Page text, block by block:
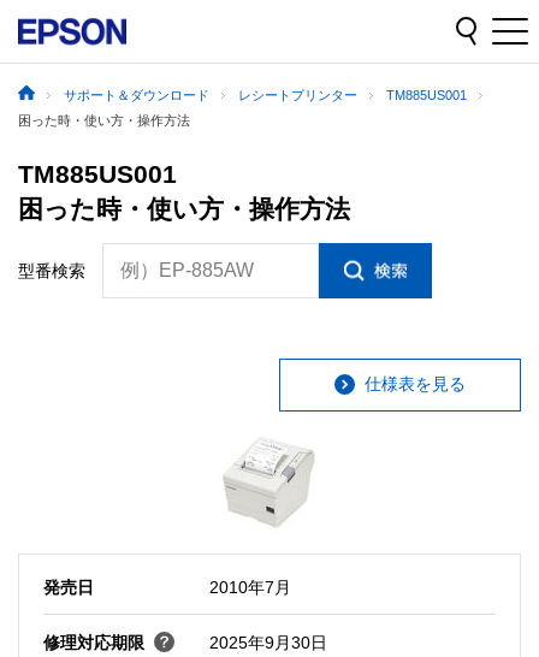
サポート＆ダウンロード レシートプリンター
TM885US001
困った時・使い方・操作方法
TM885US001
困った時・使い方・操作方法
型番検索 例）EP-885AW
仕様表を見る
発売日 2010年7月
修理対応期限 2025年9月30日